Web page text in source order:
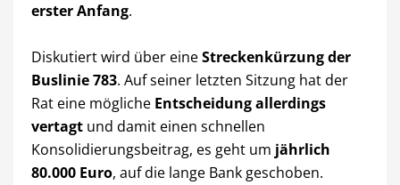
erster Anfang.
Diskutiert wird über eineStreckenkürzung der
Buslinie 783. Auf seiner letzten Sitzung hat der
Rat eine mögliche Entscheidung allerdings
vertagt und damit einen schnellen
Konsolidierungsbeitrag, es geht um jährlich
80.000 Euro, auf die lange Bank geschoben.